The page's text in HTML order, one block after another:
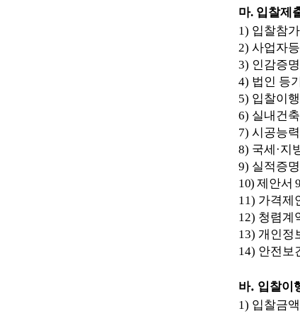
마. 입찰제
1) 입찰참
2) 사업자
3) 인감증
4) 법인 등
5) 입찰이
6) 실내건
7) 시공능
8) 국세 ·지
9) 실적증
10)제안서 9
11) 가격제
12) 청렴계
13) 개인정
14) 안전보
바. 입찰이
1) 입찰금